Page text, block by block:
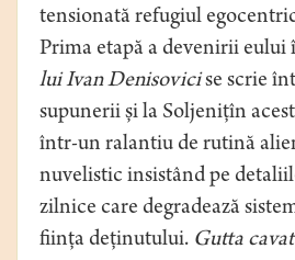
tensionată refugiul
Prima etapă a devenirii eului
lui Ivan Denisovicise scrie
supunerii și la Soljenițîn
într-un ralantiu de rutină
nuvelistic insistând pe
zilnice care degradează
ființa deținutului. Gutta